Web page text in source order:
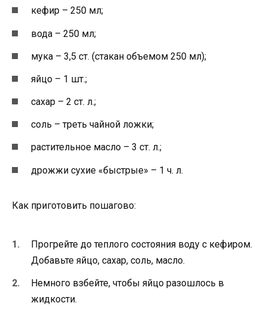
кефир – 250 мл;
вода – 250 мл;
мука – 3,5 ст. (стакан объемом 250 мл);
яйцо – 1 шт.;
сахар – 2 ст. л.;
соль – треть чайной ложки;
растительное масло – 3 ст. л.;
дрожжи сухие «быстрые» – 1 ч. л.
Как приготовить пошагово:
Прогрейте до теплого состояния воду с кефиром.
Добавьте яйцо, сахар, соль, масло.
Немного взбейте, чтобы яйцо разошлось в
жидкости.